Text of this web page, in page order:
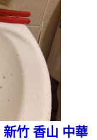
水，像是咖啡一
水量恢復正常
自來水，如水管
來的水就會是咖
...
竹 香山 中華